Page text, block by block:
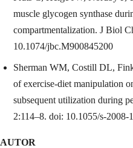
muscle glycogen synthase
compartmentalization. J Biol
10.1074/jbc.M900845200
Sherman WM, Costill DL,
of exercise-diet manipulation
subsequent utilization during
2:114–8. doi: 10.1055/s-2008-
AUTOR